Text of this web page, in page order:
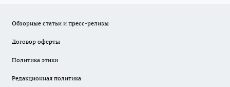
Обзорные статьи и пресс-релизы
Договор оферты
Политика этики
Редакционная политика